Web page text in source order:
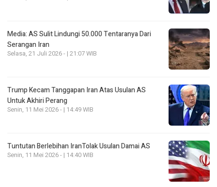
Media: AS Sulit Lindungi 50.000 Tentaranya Dari
Serangan Iran
Selasa, 21 Juli 2026 - | 21:07 WIB
Trump Kecam Tanggapan Iran Atas Usulan AS
Untuk Akhiri Perang
Senin, 11 Mei 2026 - | 14:49 WIB
Tuntutan Berlebihan IranTolak Usulan Damai AS
Senin, 11 Mei 2026 - | 14:40 WIB